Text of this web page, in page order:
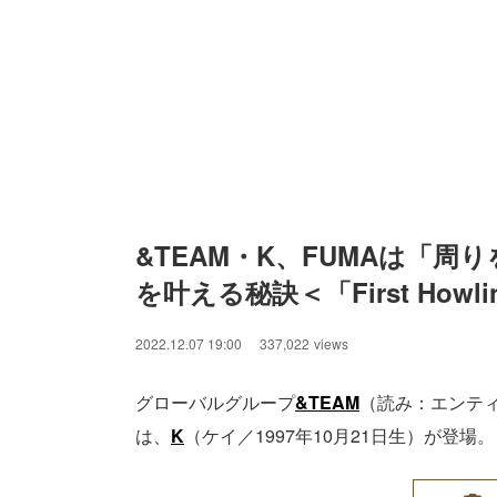
&TEAM・K、FUMAは「周
を叶える秘訣＜「First
2022.12.07 19:00 337,022 views
グローバルグループ&TEAM （読み：エン
は、 K （ケイ／1997年10月21日生）が登場。